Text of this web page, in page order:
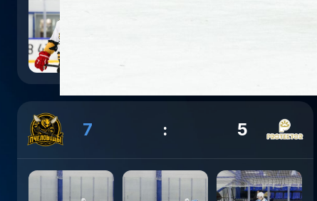
7 : 5